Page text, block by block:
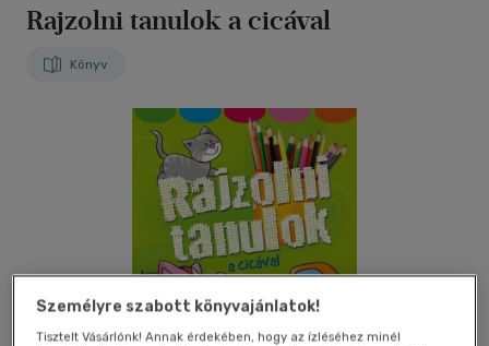
Rajzolni tanulok a cicával
Könyv
Személyre szabott könyvajánlatok!
Tisztelt Vásárlónk! Annak érdekében, hogy az ízléséhez minél